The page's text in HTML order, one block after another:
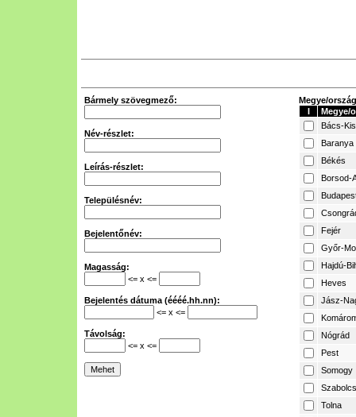
Bármely szövegmező:
Név-részlet:
Leírás-részlet:
Településnév:
Bejelentőnév:
Magasság:
<= x <=
Bejelentés dátuma (éééé.hh.nn):
<= x <=
Távolság:
<= x <=
Megye/
I
Megye/
Bács-
Baranya
Békés
Borsod-
Fejér
Győr-
Hajdú-
Heves
Jász-
Nógrád
Pest
Somogy
Tolna